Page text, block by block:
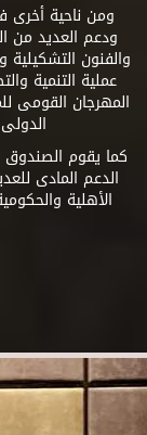
ومن ناحية أخرى
ودعم العديد من
والفنون
عملية التنمية
المهرجان القومى
كما يقوم الصندوق
الدعم المادى
الأهلية